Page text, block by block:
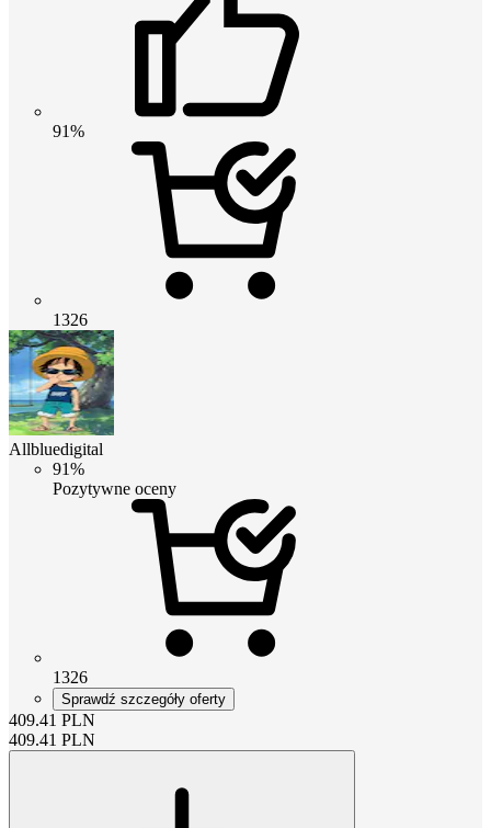
91%
1326
Allbluedigital
91%
Pozytywne oceny
1326
Sprawdź szczegóły oferty
409.41 PLN
409.41 PLN